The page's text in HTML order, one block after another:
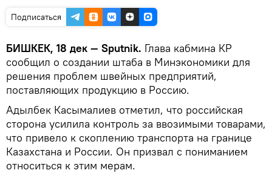
Подписаться
БИШКЕК, 18 дек — Sputnik. Глава кабмина КР
сообщил о создании штаба в Минэкономики для
решения проблем швейных предприятий,
поставляющих продукцию в Россию.
Адылбек Касымалиев отметил, что российская
сторона усилила контроль за ввозимыми товарами,
что привело к скоплению транспорта на границе
Казахстана и России. Он призвал с пониманием
относиться к этим мерам.